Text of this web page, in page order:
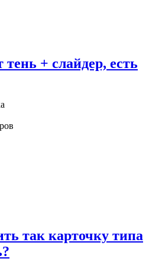
тень + слайдер, есть
так карточку типа